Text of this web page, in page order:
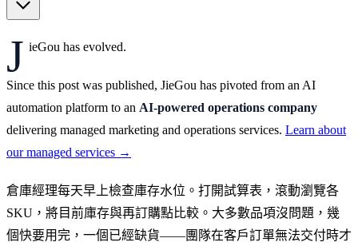
J ieGou has evolved.
Since this post was published, JieGou has pivoted from an AI
automation platform to an AI-powered operations company
delivering managed marketing and operations services. Learn about
our managed services →
倉庫經理每天早上檢查庫存水位。打開試算表，滾動瀏覽各
SKU，將目前庫存與再訂購點比較。大多數品項沒問題，幾
個快要用完，一個已經缺貨——團隊在客戶訂單無法交付時才